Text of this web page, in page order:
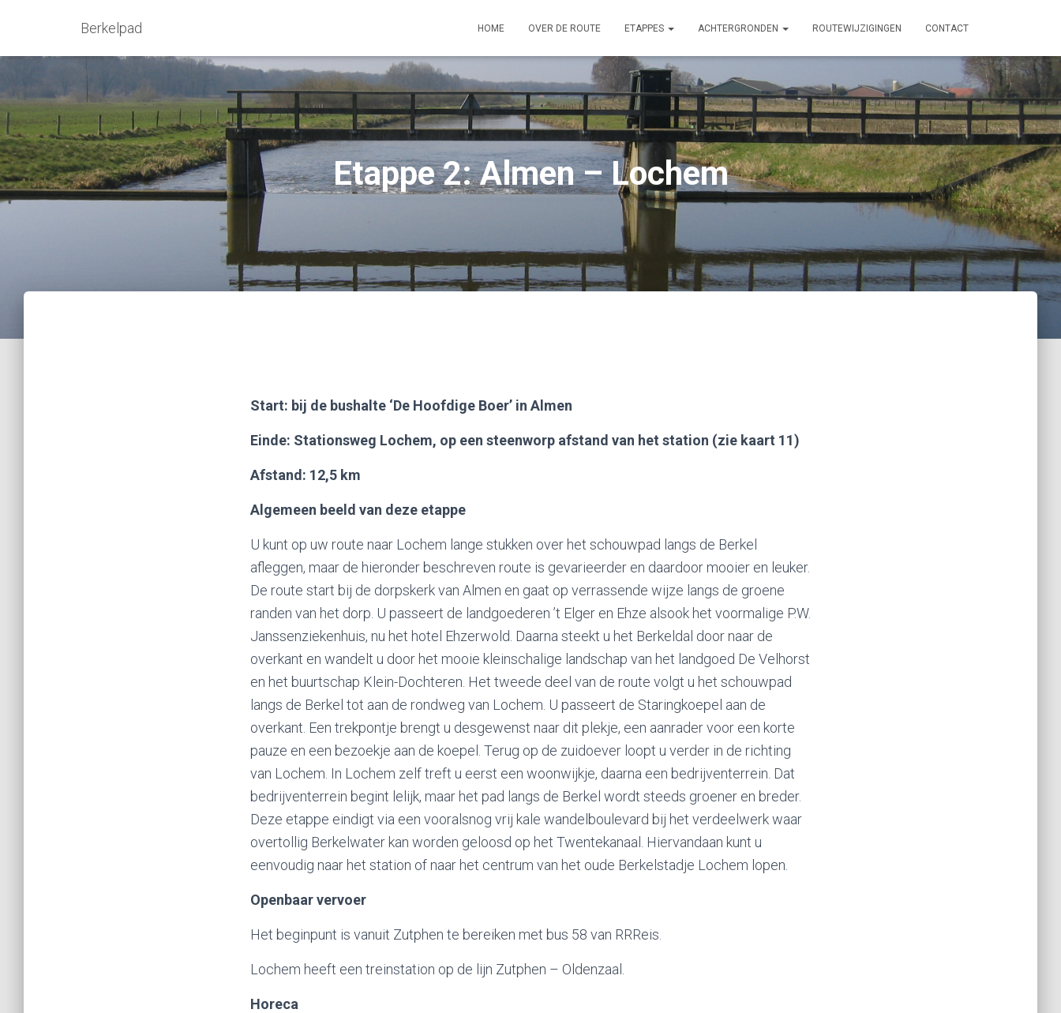
Berkelpad HOME OVER DE ROUTE ETAPPES ACHTERGRONDEN ROUTEWIJZIGINGEN CONTACT
Etappe 2: Almen – Lochem
Start: bij de bushalte ‘De Hoofdige Boer’ in Almen
Einde: Stationsweg Lochem, op een steenworp afstand van het station (zie kaart 11)
Afstand: 12,5 km
Algemeen beeld van deze etappe
U kunt op uw route naar Lochem lange stukken over het schouwpad langs de Berkel
afleggen, maar de hieronder beschreven route is gevarieerder en daardoor mooier en leuker.
De route start bij de dorpskerk van Almen en gaat op verrassende wijze langs de groene
randen van het dorp. U passeert de landgoederen ’t Elger en Ehze alsook het voormalige P.W.
Janssenziekenhuis, nu het hotel Ehzerwold. Daarna steekt u het Berkeldal door naar de
overkant en wandelt u door het mooie kleinschalige landschap van het landgoed De Velhorst
en het buurtschap Klein-Dochteren. Het tweede deel van de route volgt u het schouwpad
langs de Berkel tot aan de rondweg van Lochem. U passeert de Staringkoepel aan de
overkant. Een trekpontje brengt u desgewenst naar dit plekje, een aanrader voor een korte
pauze en een bezoekje aan de koepel. Terug op de zuidoever loopt u verder in de richting
van Lochem. In Lochem zelf treft u eerst een woonwijkje, daarna een bedrijventerrein. Dat
bedrijventerrein begint lelijk, maar het pad langs de Berkel wordt steeds groener en breder.
Deze etappe eindigt via een vooralsnog vrij kale wandelboulevard bij het verdeelwerk waar
overtollig Berkelwater kan worden geloosd op het Twentekanaal. Hiervandaan kunt u
eenvoudig naar het station of naar het centrum van het oude Berkelstadje Lochem lopen.
Openbaar vervoer
Het beginpunt is vanuit Zutphen te bereiken met bus 58 van RRReis.
Lochem heeft een treinstation op de lijn Zutphen – Oldenzaal.
Horeca